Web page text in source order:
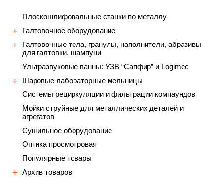
Плоскошлифовальные станки по металлу
Галтовочное оборудование
Галтовочные тела, гранулы, наполнители, абразивы
для галтовки, шампуни
Ультразвуковые ванны: УЗВ “Сапфир” и Logimec
Шаровые лабораторные мельницы
Cистемы рециркуляции и фильтрации компаундов
Мойки струйные для металлических деталей и
агрегатов
Сушильное оборудование
Оптика просмотровая
Популярные товары
Архив товаров